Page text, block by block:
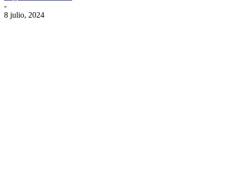
-
8 julio, 2024